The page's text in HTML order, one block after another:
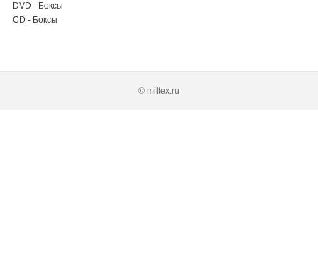
DVD - Боксы
CD - Боксы
© miltex.ru